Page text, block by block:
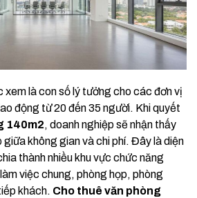
xem là con số lý tưởng cho các đơn vị
động từ 20 đến 35 người. Khi quyết
140m2, doanh nghiệp sẽ nhận thấy
giữa không gian và chi phí. Đây là diện
thành nhiều khu vực chức năng
việc chung, phòng họp, phòng
khách. Cho thuê văn phòng